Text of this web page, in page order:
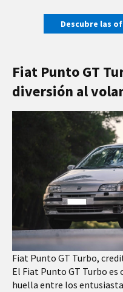
Descubre las
Fiat Punto GT
diversión al
Fiat Punto GT Turbo,
El Fiat Punto GT Turbo es
huella entre los